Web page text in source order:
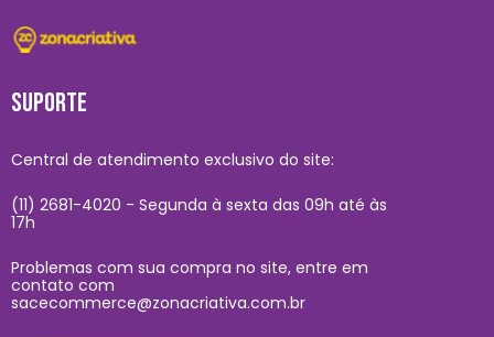
SUPORTE
Central de atendimento exclusivo do site:
(11) 2681-4020 - Segunda à sexta das 09h até às
17h
Problemas com sua compra no site, entre em
contato com
sacecommerce@zonacriativa.com.br